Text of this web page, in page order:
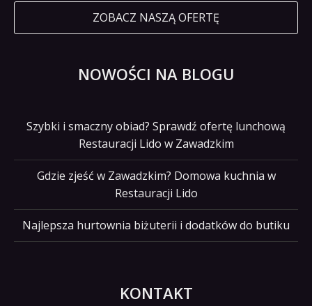
ZOBACZ NASZĄ OFERTĘ
NOWOŚCI NA BLOGU
Szybki i smaczny obiad? Sprawdź ofertę lunchową
Restauracji Lido w Zawadzkim
Gdzie zjeść w Zawadzkim? Domowa kuchnia w
Restauracji Lido
Najlepsza hurtownia biżuterii i dodatków do butiku
KONTAKT